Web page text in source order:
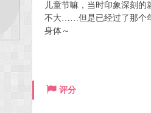
儿童节嘛，当时印象深刻
不大……但是已经过了那个
身体～
评分